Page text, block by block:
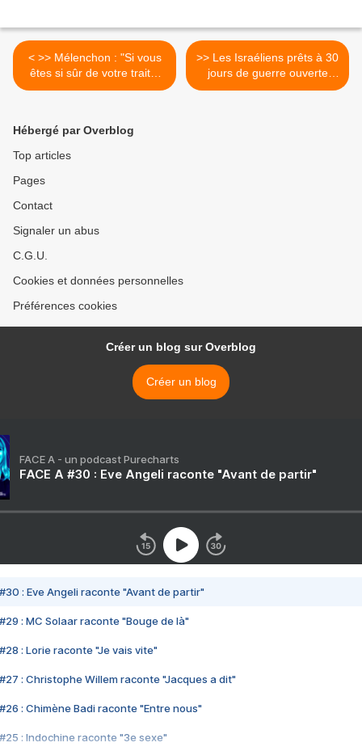
< >> Mélenchon : "Si vous
êtes si sûr de votre traité,
pourquoi vous ne
>> Les Israéliens prêts à 30
jours de guerre ouverte
avec l’Iran >
Hébergé par Overblog
Top articles
Pages
Contact
Signaler un abus
C.G.U.
Cookies et données personnelles
Préférences cookies
Créer un blog sur Overblog
Créer un blog
FACE A - un podcast Purecharts
FACE A #30 : Eve Angeli raconte "Avant de partir"
#30 : Eve Angeli raconte "Avant de partir"
#29 : MC Solaar raconte "Bouge de là"
#28 : Lorie raconte "Je vais vite"
#27 : Christophe Willem raconte "Jacques a dit"
#26 : Chimène Badi raconte "Entre nous"
#25 : Indochine raconte "3e sexe"